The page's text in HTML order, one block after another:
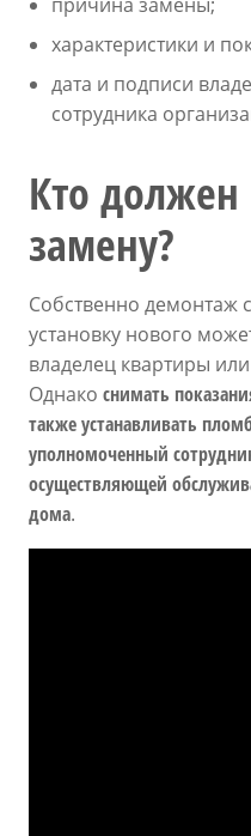
характеристики и
дата и подписи
сотрудника
Кто
замену?
Собственно демонтаж
установку нового
владелец квартиры
Однако снимать
также устанавливать
уполномоченный
осуществляющей
дома.